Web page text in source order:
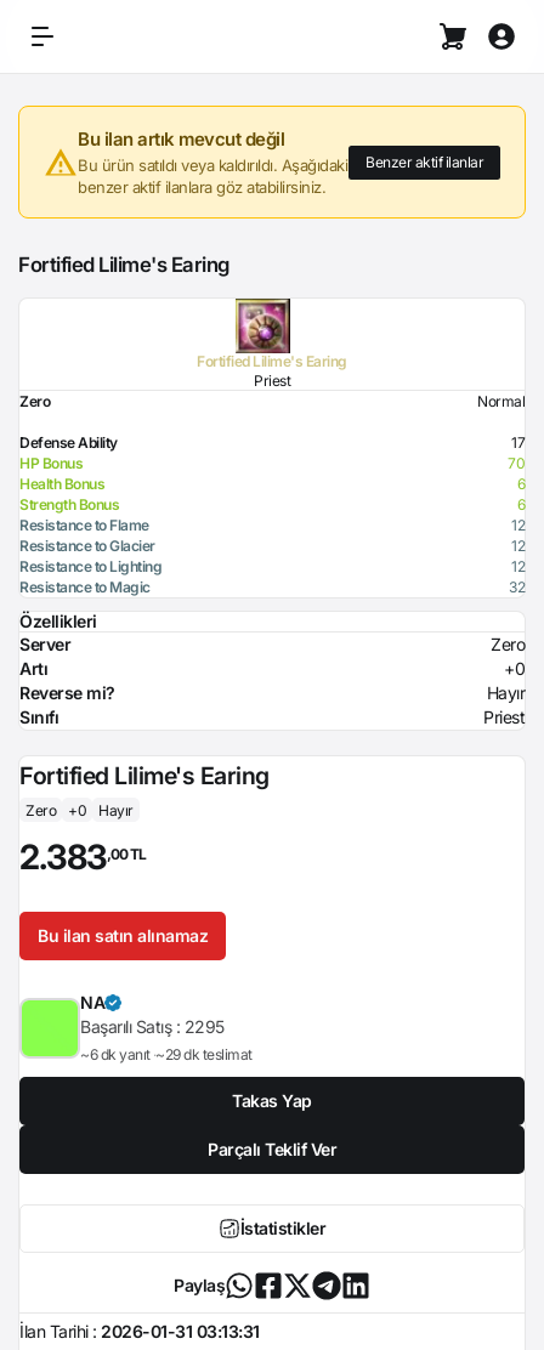
Bu ilan artık mevcut değil
Bu ürün satıldı veya kaldırıldı. Aşağıdaki
benzer aktif ilanlara göz atabilirsiniz.
Benzer aktif ilanlar
Fortified Lilime's Earing
Fortified Lilime's Earing
Priest
Zero
Normal
Defense Ability
17
HP Bonus
70
Health Bonus
6
Strength Bonus
6
Resistance to Flame
12
Resistance to Glacier
12
Resistance to Lighting
12
Resistance to Magic
32
Özellikleri
Server
Zero
Artı
+0
Reverse mi?
Hayır
Sınıfı
Priest
Fortified Lilime's Earing
Zero +0 Hayır
2.383,00 TL
Bu ilan satın alınamaz
NA
Başarılı Satış : 2295
~6 dk yanıt ~29 dk teslimat
Takas Yap
Parçalı Teklif Ver
İstatistikler
Paylaş
İlan Tarihi : 2026-01-31 03:13:31